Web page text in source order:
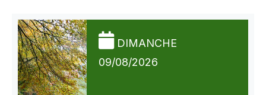
DIMANCHE
09/08/2026